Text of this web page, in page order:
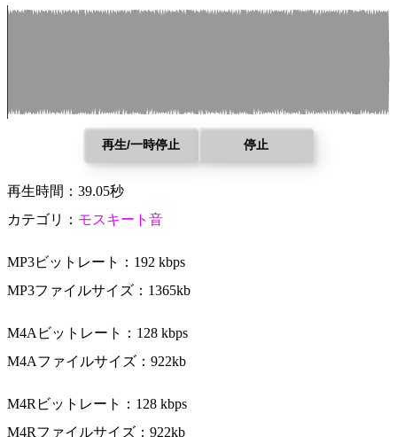
再生/一時停止 停止
再生時間：39.05秒
カテゴリ： モスキート音
MP3ビットレート：192 kbps
MP3ファイルサイズ：1365kb
M4Aビットレート：128 kbps
M4Aファイルサイズ：922kb
M4Rビットレート：128 kbps
M4Rファイルサイズ：922kb